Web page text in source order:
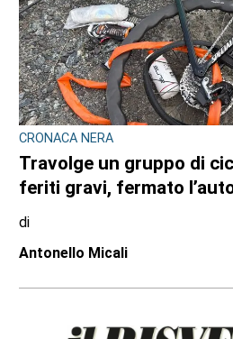
CRONACA NERA
Travolge un gruppo di
feriti gravi, fermato
di
Antonello Micali